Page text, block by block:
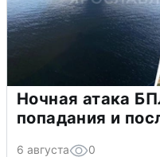
Ночная атака
попадания и
6 августа 0